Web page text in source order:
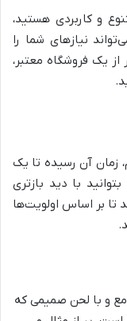
و کاربردی هستید،
نیازهای شما را
از یک فروشگاه معتبر،
زمان آن رسیده تا یک
با دید بازتری
تا بر اساس اولویت‌ها
و با لحن صمیمی که